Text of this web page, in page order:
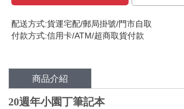
配送方式:貨運宅配/郵局掛號/門市自取
付款方式:信用卡/ATM/超商取貨付款
商品介紹
20週年小園丁筆記本